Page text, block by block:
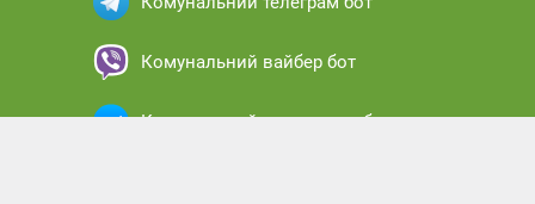
Комунальний вайбер бот
Комунальний месенджер бот